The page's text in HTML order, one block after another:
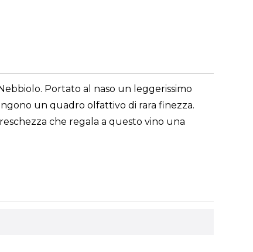
Portato al naso un leggerissimo
un quadro olfattivo di rara finezza.
che regala a questo vino una